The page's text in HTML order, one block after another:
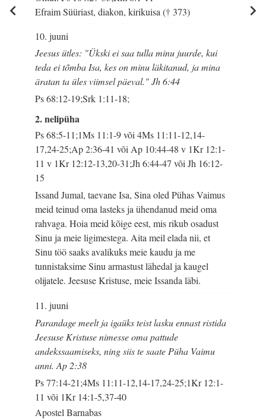
Efraim Süüriast, diakon, kirikuisa († 373)
10. juuni
Jeesus ütles: "Ükski ei saa tulla minu juurde, kui
teda ei tõmba Isa, kes on minu läkitanud, ja mina
äratan ta üles viimsel päeval." Jh 6:44
Ps 68:12-19;Srk 1:11-18;
2. nelipüha
Ps 68:5-11;1Ms 11:1-9 või 4Ms 11:11-12,14-
17,24-25;Ap 2:36-41 või Ap 10:44-48 v 1Kr 12:1-
11 v 1Kr 12:12-13,20-31;Jh 6:44-47 või Jh 16:12-
15
Issand Jumal, taevane Isa, Sina oled Pühas Vaimus
meid teinud oma lasteks ja ühendanud meid oma
rahvaga. Hoia meid kõige eest, mis rikub osadust
Sinu ja meie ligimestega. Aita meil elada nii, et
Sinu töö saaks avalikuks meie kaudu ja me
tunnistaksime Sinu armastust lähedal ja kaugel
olijatele. Jeesuse Kristuse, meie Issanda läbi.
11. juuni
Parandage meelt ja igaüks teist lasku ennast ristida
Jeesuse Kristuse nimesse oma pattude
andekssaamiseks, ning siis te saate Püha Vaimu
anni. Ap 2:38
Ps 77:14-21;4Ms 11:11-12,14-17,24-25;1Kr 12:1-
11 või 1Kr 14:1-5,37-40
Apostel Barnabas